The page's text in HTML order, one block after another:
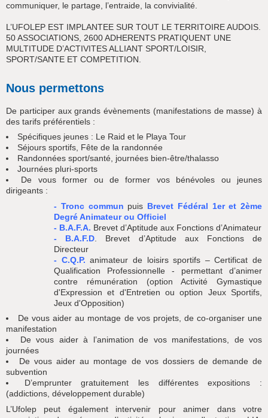
communiquer, le partage, l’entraide, la convivialité.
L’UFOLEP EST IMPLANTEE SUR TOUT LE TERRITOIRE AUDOIS.
50 ASSOCIATIONS, 2600 ADHERENTS PRATIQUENT UNE
MULTITUDE D’ACTIVITES ALLIANT SPORT/LOISIR,
SPORT/SANTE ET COMPETITION.
Nous permettons
De participer aux grands évènements (manifestations de masse) à
des tarifs préférentiels :
Spécifiques jeunes : Le Raid et le Playa Tour
Séjours sportifs, Fête de la randonnée
Randonnées sport/santé, journées bien-être/thalasso
Journées pluri-sports
De vous former ou de former vos bénévoles ou jeunes
dirigeants :
- Tronc commun puis Brevet Fédéral 1er et 2ème
Degré Animateur ou Officiel
- B.A.F.A. Brevet d’Aptitude aux Fonctions d’Animateur
- B.A.F.D . Brevet d’Aptitude aux Fonctions de
Directeur
- C.Q.P. animateur de loisirs sportifs – Certificat de
Qualification Professionnelle - permettant d’animer
contre rémunération (option Activité Gymastique
d'Expression et d'Entretien ou option Jeux Sportifs,
Jeux d'Opposition)
De vous aider au montage de vos projets, de co-organiser une
manifestation
De vous aider à l’animation de vos manifestations, de vos
journées
De vous aider au montage de vos dossiers de demande de
subvention
D’emprunter gratuitement les différentes expositions :
(addictions, développement durable)
L’Ufolep peut également intervenir pour animer dans votre